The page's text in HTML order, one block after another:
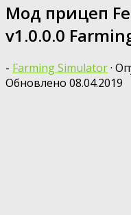
Мод прицеп
v1.0.0.0
- Farming Simulator·
Обновлено 08.04.2019